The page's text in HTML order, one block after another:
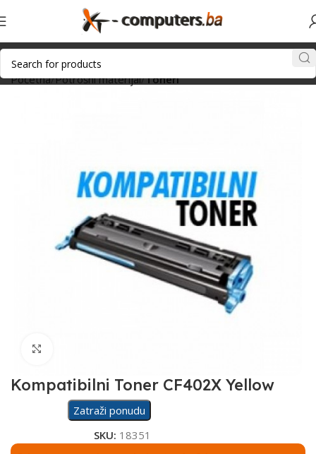
Početna Potrošni materijal Toneri
Kompatibilni Toner CF402X Yellow
Zatraži ponudu
SKU: 18351